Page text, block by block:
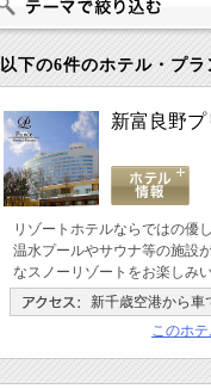
以下の6件のホテル・プラ
新富良野
リゾートホテルならではの優
温水プールやサウナ等の施設
なスノーリゾートをお楽しみ
新千歳空港から車
このホ